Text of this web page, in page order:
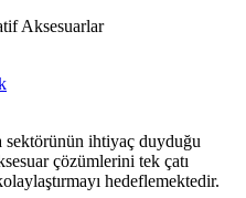
Aksesuarlar
ihtiyaç duyduğu
çözümlerini tek çatı
hedeflemektedir.